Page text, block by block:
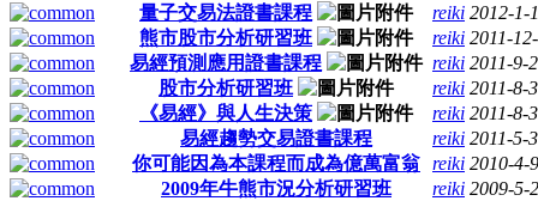
量子交易法證書課程
reiki 2012-1-
熊市股市分析研習班
reiki 2011-
易經預測應用證書課程
reiki 2011-9-
股市分析研習班
reiki 2011-8-
《易經》與人生決策
reiki 2011-8-3
易經趨勢交易證書課程
reiki 2011-5-3
你可能因為本課程而成為億萬富翁 reiki 2010-4-9
2009年牛熊市況分析研習班
reiki 2009-5-